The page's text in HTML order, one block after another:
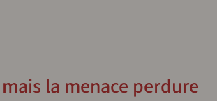
la menace perdure